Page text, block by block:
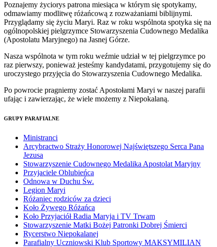
Poznajemy życiorys patrona miesiąca w którym się spotykamy,
odmawiamy modlitwę różańcową z rozważaniami biblijnymi.
Przyglądamy się życiu Maryi. Raz w roku wspólnota spotyka się na
ogólnopolskiej pielgrzymce Stowarzyszenia Cudownego Medalika
(Apostolatu Maryjnego) na Jasnej Górze.
Nasza wspólnota w tym roku weźmie udział w tej pielgrzymce po
raz pierwszy, ponieważ jesteśmy kandydatami, przygotujemy się do
uroczystego przyjęcia do Stowarzyszenia Cudownego Medalika.
Po powrocie pragniemy zostać Apostołami Maryi w naszej parafii
ufając i zawierzając, że wiele możemy z Niepokalaną.
GRUPY PARAFIALNE
Ministranci
Arcybractwo Straży Honorowej Najświętszego Serca Pana
Jezusa
Stowarzyszenie Cudownego Medalika Apostolat Maryjny
Przyjaciele Oblubieńca
Odnowa w Duchu Św.
Legion Maryi
Różaniec rodziców za dzieci
Koło Żywego Różańca
Koło Przyjaciół Radia Maryja i TV Trwam
Stowarzyszenie Matki Bożej Patronki Dobrej Śmierci
Rycerstwo Niepokalanej
Parafialny Uczniowski Klub Sportowy MAKSYMILIAN